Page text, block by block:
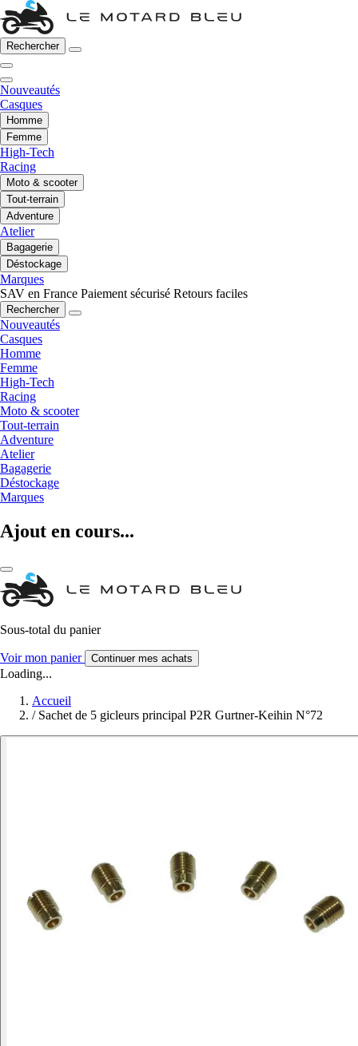
Rechercher
Nouveautés
Casques
Homme
Femme
High-Tech
Racing
Moto & scooter
Tout-terrain
Adventure
Atelier
Bagagerie
Déstockage
Marques
SAV en France Paiement sécurisé Retours faciles
Rechercher
Nouveautés
Casques
Homme
Femme
High-Tech
Racing
Moto & scooter
Tout-terrain
Adventure
Atelier
Bagagerie
Déstockage
Marques
Ajout en cours...
Sous-total du panier
Voir mon panier Continuer mes achats
Loading...
Accueil
/ Sachet de 5 gicleurs principal P2R Gurtner-Keihin N°72